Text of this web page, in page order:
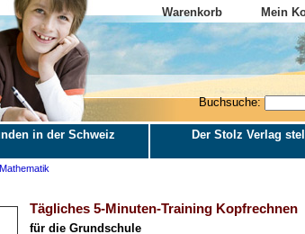
Warenkorb Mein
Buchsuche:
in der Schweiz Der Stolz Verlag
Mathematik
Tägliches 5-Minuten-Training Kopfrechnen
für die Grundschule